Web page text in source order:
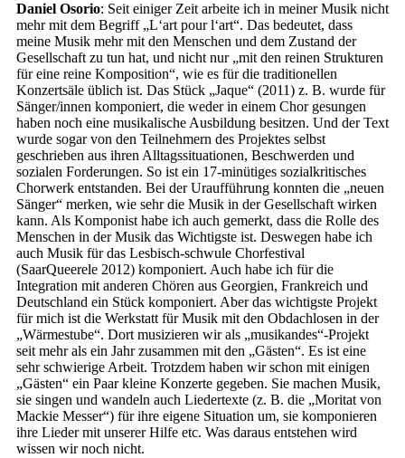
Daniel Osorio: Seit einiger Zeit arbeite ich in meiner Musik nicht
mehr mit dem Begriff „L‘art pour l‘art“. Das bedeutet, dass
meine Musik mehr mit den Menschen und dem Zustand der
Gesellschaft zu tun hat, und nicht nur „mit den reinen Strukturen
für eine reine Komposition“, wie es für die traditionellen
Konzertsäle üblich ist. Das Stück „Jaque“ (2011) z. B. wurde für
Sänger/innen komponiert, die weder in einem Chor gesungen
haben noch eine musikalische Ausbildung besitzen. Und der Text
wurde sogar von den Teilnehmern des Projektes selbst
geschrieben aus ihren Alltagssituationen, Beschwerden und
sozialen Forderungen. So ist ein 17-minütiges sozialkritisches
Chorwerk entstanden. Bei der Uraufführung konnten die „neuen
Sänger“ merken, wie sehr die Musik in der Gesellschaft wirken
kann. Als Komponist habe ich auch gemerkt, dass die Rolle des
Menschen in der Musik das Wichtigste ist. Deswegen habe ich
auch Musik für das Lesbisch-schwule Chorfestival
(SaarQueerele 2012) komponiert. Auch habe ich für die
Integration mit anderen Chören aus Georgien, Frankreich und
Deutschland ein Stück komponiert. Aber das wichtigste Projekt
für mich ist die Werkstatt für Musik mit den Obdachlosen in der
„Wärmestube“. Dort musizieren wir als „musikandes“-Projekt
seit mehr als ein Jahr zusammen mit den „Gästen“. Es ist eine
sehr schwierige Arbeit. Trotzdem haben wir schon mit einigen
„Gästen“ ein Paar kleine Konzerte gegeben. Sie machen Musik,
sie singen und wandeln auch Liedertexte (z. B. die „Moritat von
Mackie Messer“) für ihre eigene Situation um, sie komponieren
ihre Lieder mit unserer Hilfe etc. Was daraus entstehen wird
wissen wir noch nicht.